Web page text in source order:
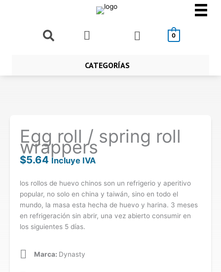
Buscar 0
CATEGORÍAS
Egg roll / spring roll
wrappers
$5.64 Incluye IVA
los rollos de huevo chinos son un refrigerio y aperitivo
popular, no solo en china y taiwán, sino en todo el
mundo, la masa esta hecha de huevo y harina. 3 meses
en refrigeración sin abrir, una vez abierto consumir en
los siguientes 5 días.
Marca: Dynasty